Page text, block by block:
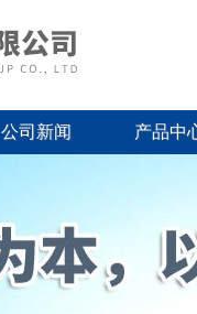
公司新闻 产品中